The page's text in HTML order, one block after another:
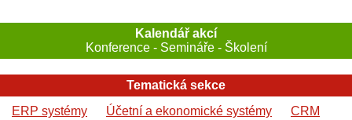
Kalendář akcí
Konference - Semináře - Školení
Tematická sekce
ERP systémy
Účetní a ekonomické systémy
CRM